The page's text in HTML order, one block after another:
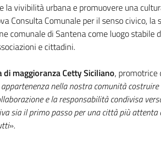
la vivibilità urbana e promuovere una
Consulta Comunale per il senso civico, la
comunale di Santena come luogo stabile
e cittadini.
di maggioranza Cetty Siciliano, promotrice
nella nostra comunità
e la responsabilità condivisa
sia il primo passo per una città più attenta
».